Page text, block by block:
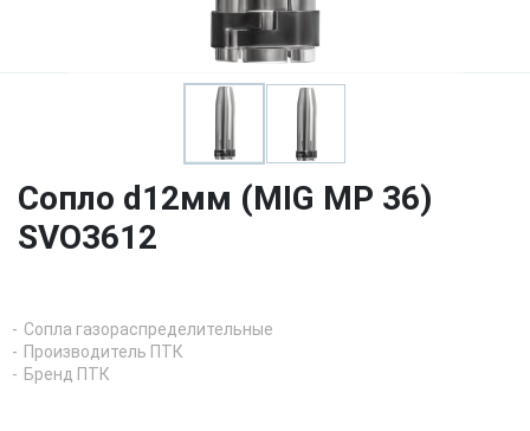
Сопло d12мм (MIG MP 36)
SVO3612
Сопла газораспределительные
Производитель ПТК
Бренд ПТК